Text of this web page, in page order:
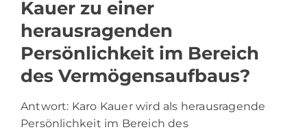
Kauer zu einer
herausragenden
Persönlichkeit im Bereich
des Vermögensaufbaus?
Antwort: Karo Kauer wird als herausragende
Persönlichkeit im Bereich des